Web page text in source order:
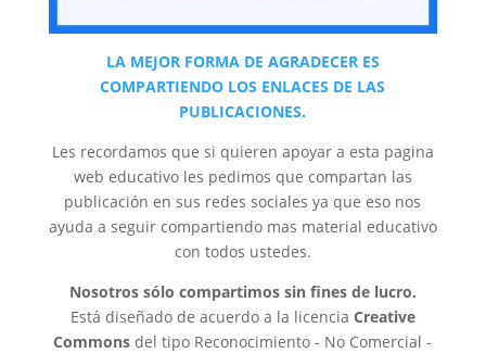
LA MEJOR FORMA DE AGRADECER ES
COMPARTIENDO LOS ENLACES DE LAS
PUBLICACIONES.
Les recordamos que si quieren apoyar a esta pagina
web educativo les pedimos que compartan las
publicación en sus redes sociales ya que eso nos
ayuda a seguir compartiendo mas material educativo
con todos ustedes.
Nosotros sólo compartimos sin fines de lucro.
Está diseñado de acuerdo a la licencia Creative
Commons del tipo Reconocimiento - No Comercial -